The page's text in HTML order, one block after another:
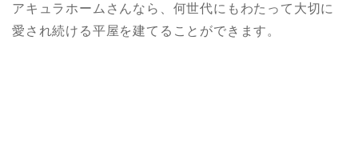
アキュラホームさんなら、何世代にもわたって大切に
愛され続ける平屋を建てることができます。